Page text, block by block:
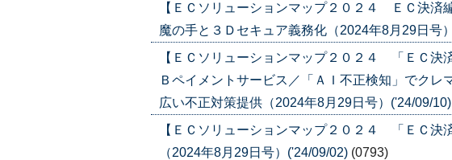
【ＥＣソリューションマップ２０２４ ＥＣ決
魔の手と３Ｄセキュア義務化（2024年8月29日号
【ＥＣソリューションマップ２０２４ 「ＥＣ
Ｂペイメントサービス／「ＡＩ不正検知」でクレ
広い不正対策提供（2024年8月29日号）('24/09/10)
【ＥＣソリューションマップ２０２４ 「ＥＣ決
（2024年8月29日号）('24/09/02) (0793)